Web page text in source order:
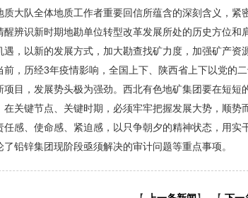
质大队全体地质工作者重要回信所蕴含的深刻含义，
醒辨识新时期地勘单位转型改革发展所处的历史方位
遇，以新的发展方式，加大勘查找矿力度，加强矿产资
前，历经3年疫情影响，全国上下、陕西省上下以党的
项目，发展势头极为强劲。西北有色地矿集团要在短
在关键节点、关键时期，必须牢牢把握发展大势，顺
任感、使命感、紧迫感，以只争朝夕的精神状态，用实
铅锌集团现阶段亟须解决的审计问题等重点事项。